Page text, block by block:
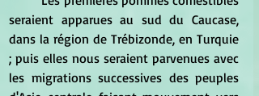
seraient apparues au sud du Caucase,
dans la région de Trébizonde, en Turquie
; puis elles nous seraient parvenues avec
les migrations successives des peuples